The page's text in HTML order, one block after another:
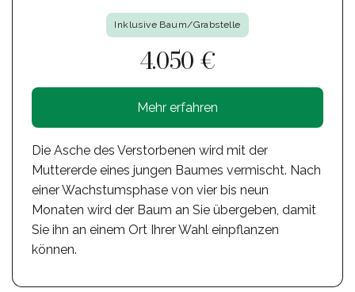
Inklusive Baum/Grabstelle
4.050 €
Mehr erfahren
Die Asche des Verstorbenen wird mit der
Muttererde eines jungen Baumes vermischt. Nach
einer Wachstumsphase von vier bis neun
Monaten wird der Baum an Sie übergeben, damit
Sie ihn an einem Ort Ihrer Wahl einpflanzen
können.